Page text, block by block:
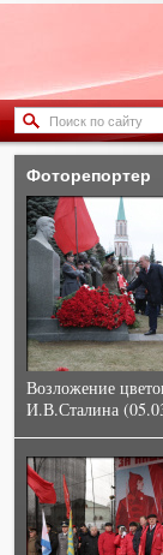
Фоторепортер
Возложение
И.В.Сталина